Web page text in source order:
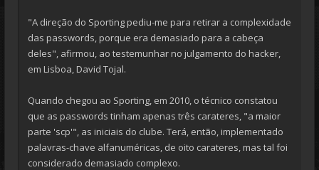
"A direção do Sporting pediu-me para retirar a complexidade
das passwords, porque era demasiado para a cabeça
deles", afirmou, ao testemunhar no julgamento do hacker,
em Lisboa, David Tojal.
Quando chegou ao Sporting, em 2010, o técnico constatou
que as passwords tinham apenas três carateres, "a maior
parte 'scp'", as iniciais do clube. Terá, então, implementado
palavras-chave alfanuméricas, de oito carateres, mas tal foi
considerado demasiado complexo.